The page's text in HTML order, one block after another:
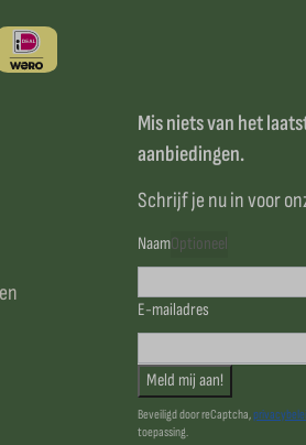
Mis niets van het
aanbiedingen.
Schrijf je nu in voor
NaamOptioneel
E-mailadres
Meld mij aan!
Beveiligd door reCaptcha,
toepassing.